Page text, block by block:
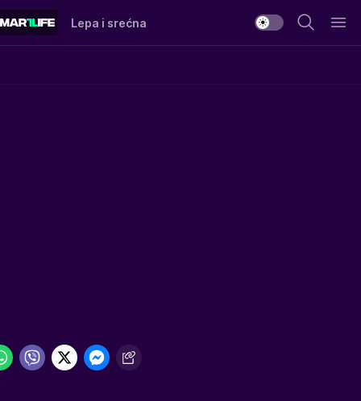
Lepa i srećna